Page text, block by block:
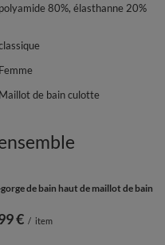
polyamide 80%, élasthanne 20%
Femme
Maillot de bain culotte
de bain haut de maillot de bain
le bas
€ / item